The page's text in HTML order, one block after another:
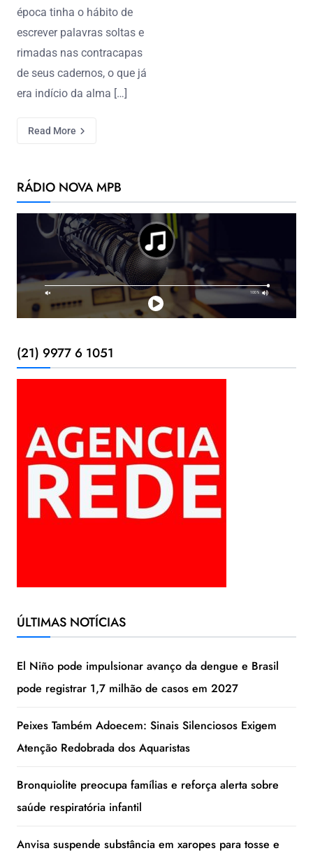
época tinha o hábito de
escrever palavras soltas e
rimadas nas contracapas
de seus cadernos, o que já
era indício da alma […]
Read More
RÁDIO NOVA MPB
(21) 9977 6 1051
ÚLTIMAS NOTÍCIAS
El Niño pode impulsionar avanço da dengue e Brasil
pode registrar 1,7 milhão de casos em 2027
Peixes Também Adoecem: Sinais Silenciosos Exigem
Atenção Redobrada dos Aquaristas
Bronquiolite preocupa famílias e reforça alerta sobre
saúde respiratória infantil
Anvisa suspende substância em xaropes para tosse e